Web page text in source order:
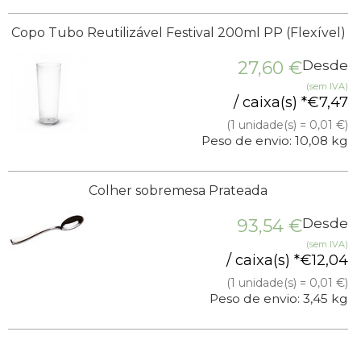
Copo Tubo Reutilizável Festival 200ml PP (Flexível)
Desde
27,60 €
(sem IVA)
7,47
€
/ caixa(s) *
(1 unidade(s) = 0,01 €)
Peso de envio: 10,08 kg
Colher sobremesa Prateada
Desde
93,54 €
(sem IVA)
12,04
€
/ caixa(s) *
(1 unidade(s) = 0,01 €)
Peso de envio: 3,45 kg